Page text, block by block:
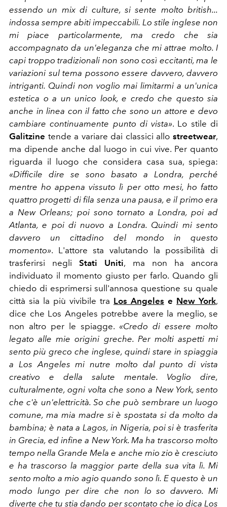
essendo un mix di culture, si sente molto british...
indossa sempre abiti impeccabili. Lo stile inglese non
mi piace particolarmente, ma credo che sia
accompagnato da un'eleganza che mi attrae molto. I
capi troppo tradizionali non sono così eccitanti, ma le
variazioni sul tema possono essere davvero, davvero
intriganti. Quindi non voglio mai limitarmi a un'unica
estetica o a un unico look, e credo che questo sia
anche in linea con il fatto che sono un attore e devo
cambiare continuamente punto di vista». Lo stile di
Galitzine tende a variare dai classici allo streetwear,
ma dipende anche dal luogo in cui vive. Per quanto
riguarda il luogo che considera casa sua, spiega:
«Difficile dire se sono basato a Londra, perché
mentre ho appena vissuto lì per otto mesi, ho fatto
quattro progetti di fila senza una pausa, e il primo era
a New Orleans; poi sono tornato a Londra, poi ad
Atlanta, e poi di nuovo a Londra. Quindi mi sento
davvero un cittadino del mondo in questo
momento». L'attore sta valutando la possibilità di
trasferirsi negliStati Uniti, ma non ha ancora
individuato il momento giusto per farlo. Quando gli
chiedo di esprimersi sull'annosa questione su quale
città sia la più vivibile tra Los Angeles e New York,
dice che Los Angeles potrebbe avere la meglio, se
non altro per le spiagge. «Credo di essere molto
legato alle mie origini greche. Per molti aspetti mi
sento più greco che inglese, quindi stare in spiaggia
a Los Angeles mi nutre molto dal punto di vista
creativo e della salute mentale. Voglio dire,
culturalmente, ogni volta che sono a New York, sento
che c'è un'elettricità. So che può sembrare un luogo
comune, ma mia madre si è spostata si da molto da
bambina; è nata a Lagos, in Nigeria, poi si è trasferita
in Grecia, ed infine a New York. Ma ha trascorso molto
tempo nella Grande Mela e anche mio zio è cresciuto
e ha trascorso la maggior parte della sua vita lì. Mi
sento molto a mio agio quando sono lì. E questo è un
modo lungo per dire che non lo so davvero. Mi
diverte che tu stia dando per scontato che io dica Los